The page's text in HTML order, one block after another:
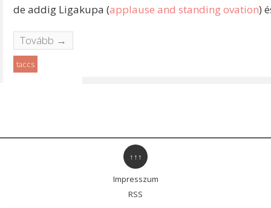
de addig Ligakupa (applause and standing ovation)
Tovább →
taccs
↑↑↑
Impresszum
RSS